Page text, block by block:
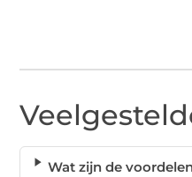
Wat zijn de